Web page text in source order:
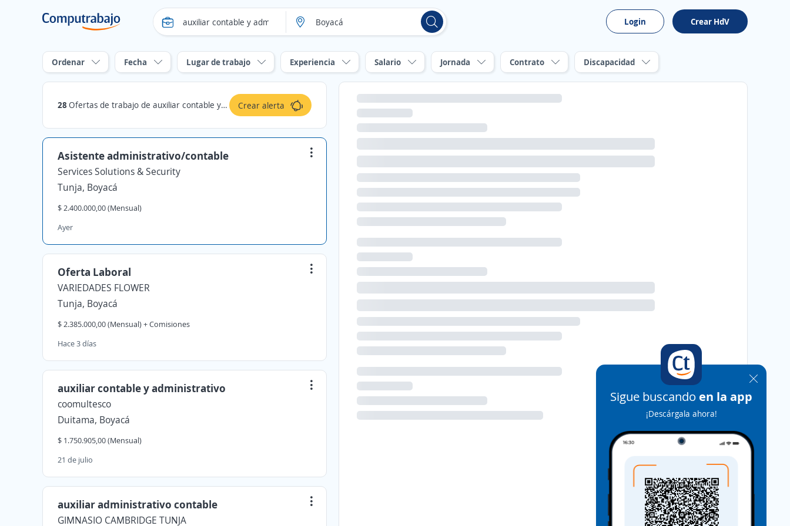
Login Crear HdV
Ordenar Fecha Lugar de trabajo Experiencia Salario Jornada Contrato Discapacidad
28 Ofertas de trabajo de auxiliar contable y administrativo en Boyacá Crear alerta
Asistente administrativo/contable
Services Solutions & Security
Tunja, Boyacá
$ 2.400.000,00 (Mensual)
Ayer
Oferta Laboral
VARIEDADES FLOWER
Tunja, Boyacá
$ 2.385.000,00 (Mensual) + Comisiones
Hace 3 días
auxiliar contable y administrativo
coomultesco
Duitama, Boyacá
$ 1.750.905,00 (Mensual)
21 de julio
auxiliar administrativo contable
GIMNASIO CAMBRIDGE TUNJA
Sigue buscando en la app
¡Descárgala ahora!